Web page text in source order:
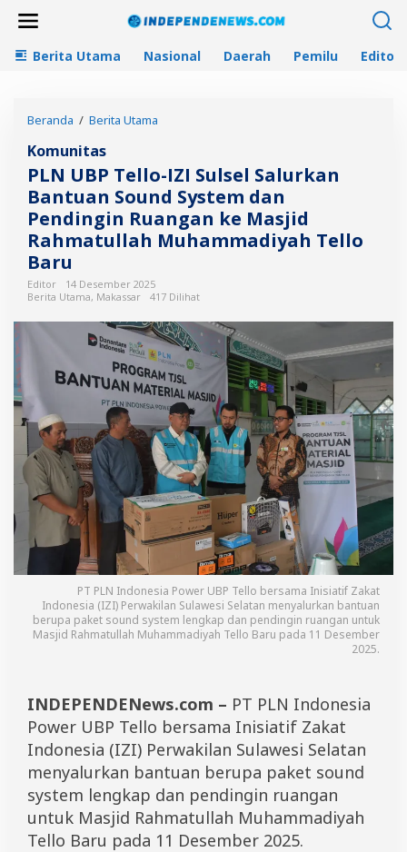
Berita Utama Nasional Daerah Pemilu
Beranda / Berita Utama
U
B
P
T
e
l
-
Z
I
S
u
l
s
e
l
S
a
l
u
k
n
B
a
n
t
S
o
n
d
S
y
s
t
Komunitas
PLN UBP Tello-IZI Sulsel Salurkan
Bantuan Sound System dan
Pendingin Ruangan ke Masjid
Rahmatullah Muhammadiyah Tello
Baru
Editor
14 Desember 2025
Berita Utama, Makassar 417 Dilihat
PT PLN Indonesia Power UBP Tello bersama Inisiatif Zakat
Indonesia (IZI) Perwakilan Sulawesi Selatan menyalurkan bantuan
berupa paket sound system lengkap dan pendingin ruangan untuk
Masjid Rahmatullah Muhammadiyah Tello Baru pada 11 Desember
2025.
INDEPENDENews.com – PT PLN Indonesia
Power UBP Tello bersama Inisiatif Zakat
Indonesia (IZI) Perwakilan Sulawesi Selatan
menyalurkan bantuan berupa paket sound
system lengkap dan pendingin ruangan
untuk Masjid Rahmatullah Muhammadiyah
Tello Baru pada 11 Desember 2025.